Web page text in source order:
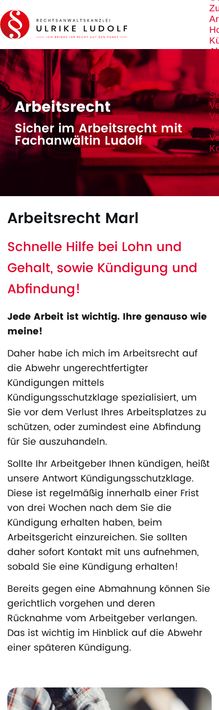
Arbeitsrecht
Sicher im Arbeitsrecht mit
Fachanwältin Ludolf
Arbeitsrecht Marl
Schnelle Hilfe bei Lohn und
Gehalt, sowie Kündigung und
Abfindung!
Jede Arbeit ist wichtig. Ihre genauso wie
meine!
Daher habe ich mich im Arbeitsrecht auf
die Abwehr ungerechtfertigter
Kündigungen mittels
Kündigungsschutzklage spezialisiert, um
Sie vor dem Verlust Ihres Arbeitsplatzes zu
schützen, oder zumindest eine Abfindung
für Sie auszuhandeln.
Sollte Ihr Arbeitgeber Ihnen kündigen, heißt
unsere Antwort Kündigungsschutzklage.
Diese ist regelmäßig innerhalb einer Frist
von drei Wochen nach dem Sie die
Kündigung erhalten haben, beim
Arbeitsgericht einzureichen. Sie sollten
daher sofort Kontakt mit uns aufnehmen,
sobald Sie eine Kündigung erhalten!
Bereits gegen eine Abmahnung können Sie
gerichtlich vorgehen und deren
Rücknahme vom Arbeitgeber verlangen.
Das ist wichtig im Hinblick auf die Abwehr
einer späteren Kündigung.